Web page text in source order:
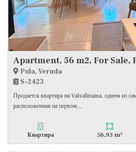
Apartment, 56 m2, For Sale,
Pula, Veruda
S-2423
Продается квартира на Valsalinama, одном из
расположенная на первом...
Квартира 56,93 m2